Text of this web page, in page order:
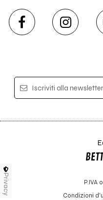
Iscriviti alla newsletter
P.IVA
Condizioni
Privacy